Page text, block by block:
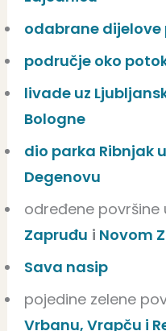
odabrane dijelove
područje oko
livade uz
Bologne
dio parka Ribnjak
Degenovu
određene površine
Zapruđu i Novom
Sava nasip
pojedine zelene
Vrbanu, Vrapču i